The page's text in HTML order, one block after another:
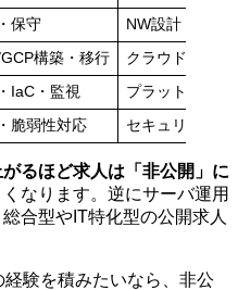
保守 NW設計・SD-
構築・移行 クラウドアーキ
IaC・監視 プラットフォー
脆弱性対応 セキュリティ設
るほど求人は「非公開」に
なります。逆にサーバ運用
合型やIT特化型の公開求人
験を積みたいなら、非公